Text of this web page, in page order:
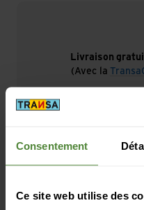
Consentement
Ce site web utilise des
Livraison
(Avec la